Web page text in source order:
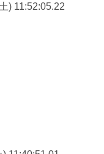
) 11:52:05.22